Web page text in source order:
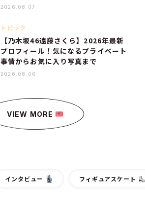
2026.08.07
トピック
【乃木坂46遠藤さくら】2026年最新
プロフィール！気になるプライベート
事情からお気に入り写真まで
2026.08.06
VIEW MORE
インタビュー フィギュアスケート